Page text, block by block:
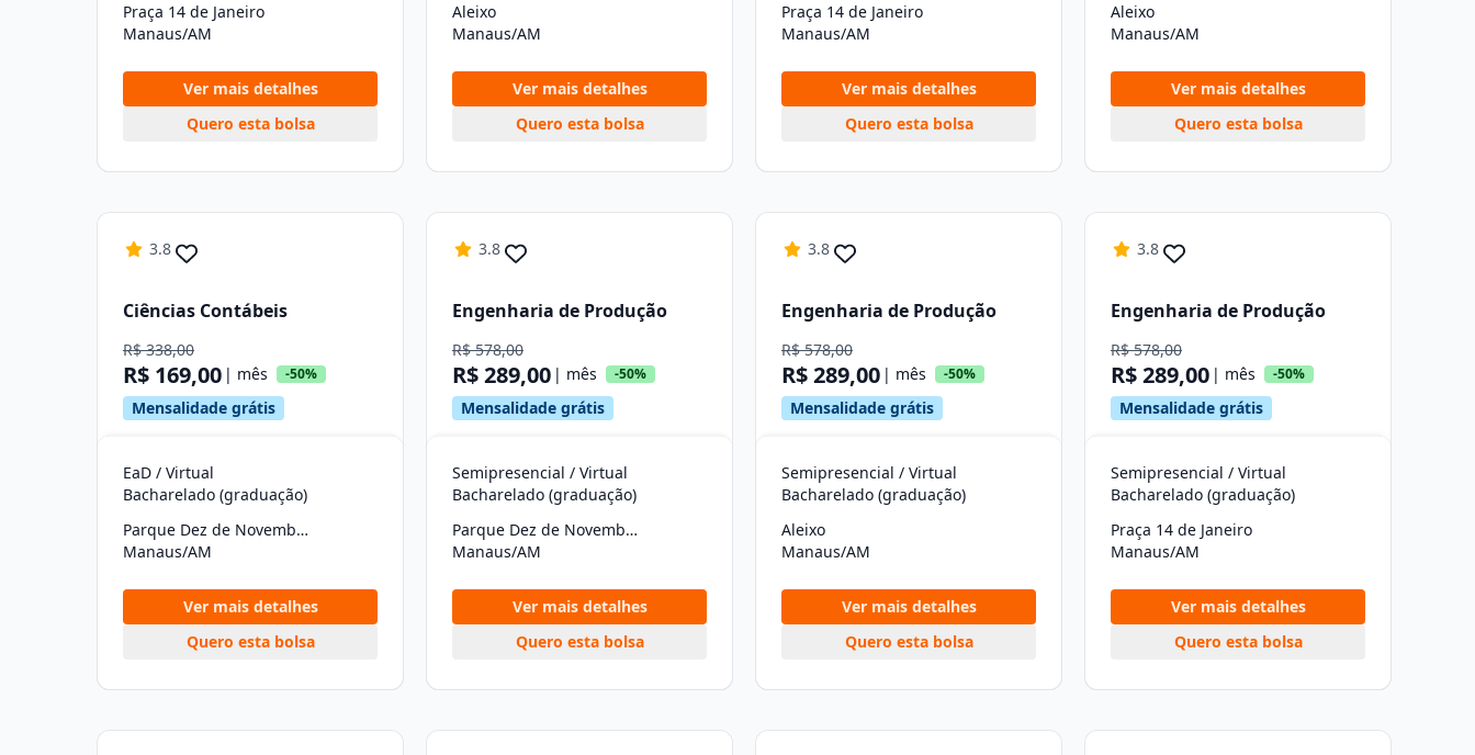
Praça 14 de Janeiro
Manaus/AM
Ver mais detalhes
Quero esta bolsa
Aleixo
Manaus/AM
Ver mais detalhes
Quero esta bolsa
Praça 14 de Janeiro
Manaus/AM
Ver mais detalhes
Quero esta bolsa
Aleixo
Manaus/AM
Ver mais detalhes
Quero esta bolsa
3.8
Ciências Contábeis
R$ 338,00
R$ 169,00 | mês -50%
Mensalidade grátis
EaD / Virtual
Bacharelado (graduação)
Parque Dez de Novembro
Manaus/AM
Ver mais detalhes
Quero esta bolsa
3.8
Engenharia de Produção
R$ 578,00
R$ 289,00 | mês -50%
Mensalidade grátis
Semipresencial / Virtual
Bacharelado (graduação)
Parque Dez de Novembro
Manaus/AM
Ver mais detalhes
Quero esta bolsa
3.8
Engenharia de Produção
R$ 578,00
R$ 289,00 | mês -50%
Mensalidade grátis
Semipresencial / Virtual
Bacharelado (graduação)
Aleixo
Manaus/AM
Ver mais detalhes
Quero esta bolsa
3.8
Engenharia de Produção
R$ 578,00
R$ 289,00 | mês -50%
Mensalidade grátis
Semipresencial / Virtual
Bacharelado (graduação)
Praça 14 de Janeiro
Manaus/AM
Ver mais detalhes
Quero esta bolsa